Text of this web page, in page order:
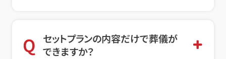
Q
セットプランの内容だけで葬儀が
できますか？